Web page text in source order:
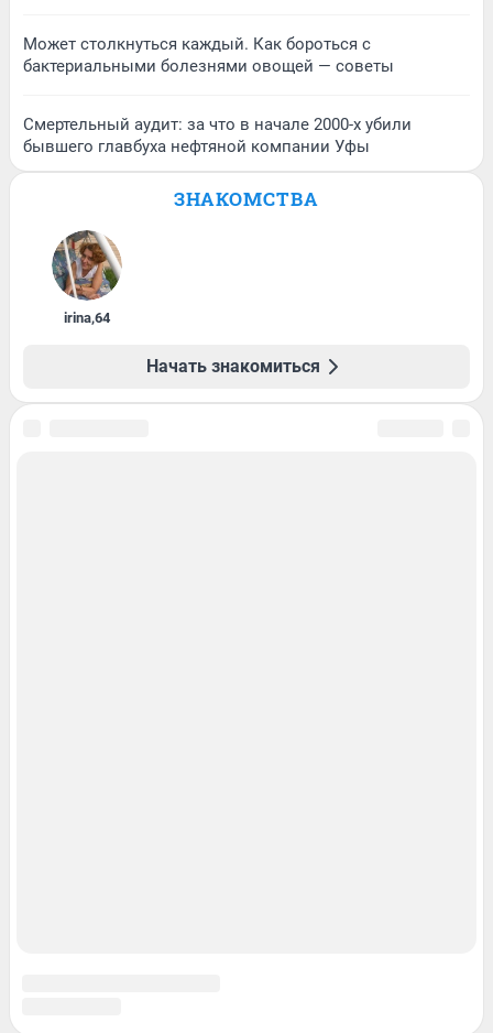
Может столкнуться каждый. Как бороться с
бактериальными болезнями овощей — советы
Смертельный аудит: за что в начале 2000-х убили
бывшего главбуха нефтяной компании Уфы
ЗНАКОМСТВА
irina,64
Начать знакомиться